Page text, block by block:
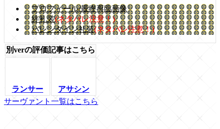
プロフィール/最終再臨画像
絆礼装(ネタバレ注意！)
バレンタイン礼装(ネタバレ注意！)
別verの評価記事はこちら
ランサー
アサシン
サーヴァント一覧はこちら